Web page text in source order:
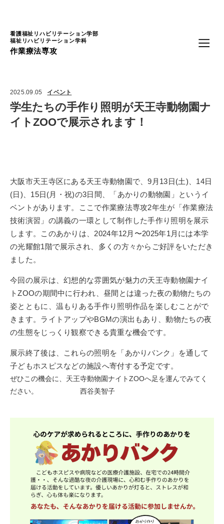
看護福祉リハビリテーション学部
福祉リハビリテーション学科
作業療法専攻
2025.09.05 イベント
学生たちの手作り照明が天王寺動物園ナ
イトZOOで展示されます！
大阪市天王寺区にある天王寺動物園で、9 月 13日(土) 14日
(日) 15日(月・祝)の3日間、「あかりの動物園」というイ
ベントがあります。ここで作業療法専攻2年生が「作業療法
技術演習」の講義の一環として制作した手作り照明を展示
します。このあかりは、 2024年12月〜2025年1 月には本学
の光耀館1階で展示され、多くの方々からご好評をいただき
ました。
今回の展示は、幻想的な雰囲気が魅力の天王寺動物園ナイ
トZOOの期間中に行われ、昼間とは違った夜の動物たちの
姿とともに、温もりある手作り照明作品を楽しむことがで
きます。ライトアップやBGMの演出もあり、動物たちの夜
の生態をじっくり観察できる貴重な機会です。
展示終了後は、これらの照明を「あかりバンク」を通して
子どもホスピスなどの施設へ寄付する予定です。
ぜひこの機会に、天王寺動物園ナイトZOOへ足を運んでみてく
ださい。 西谷美智子